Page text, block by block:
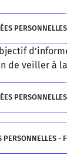
PERSONNELLES
PERSONNELLES
de veiller à
PERSONNELLES
PERSONNELLES -